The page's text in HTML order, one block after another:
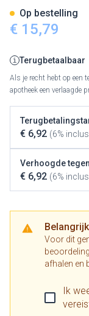
€ 15,79
Terugbetaalbaar
Als je recht hebt op een
apotheek een verlaagde
€ 6,92 (6%
Verhoogde
€ 6,92 (6%
Voor dit
afhalen en
Ik
Op bestelling